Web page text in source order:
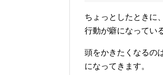
ちょっとしたときに
行動が癖になってい
頭をかきたくなるの
になってきます。